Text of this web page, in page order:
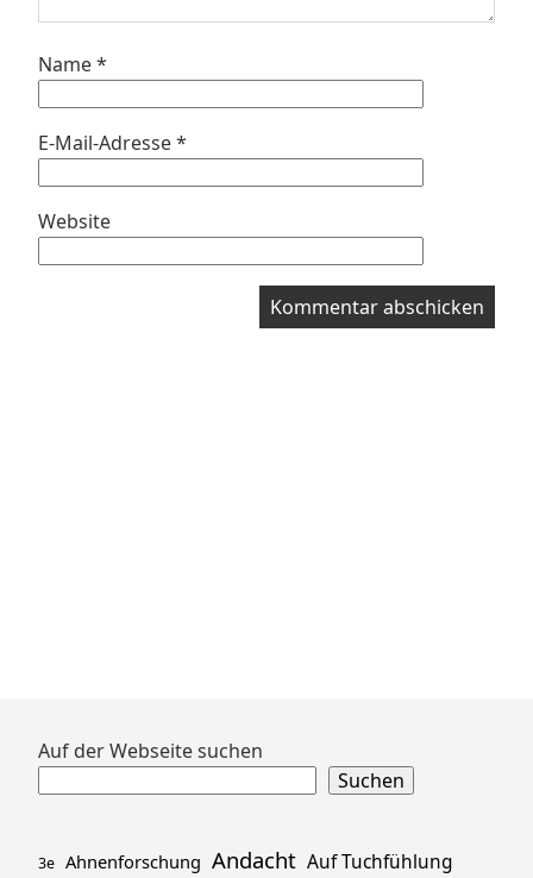
Name*
E-Mail-Adresse*
Website
Zum
Auf der Webseite suchen
Suchen
3e Ahnenforschung Andacht Auf Tuchfühlung